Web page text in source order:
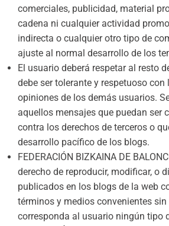
comerciales, publicidad, material
cadena ni cualquier actividad
indirecta o cualquier otro tipo de
ajuste al normal desarrollo de los
El usuario deberá respetar al resto
debe ser tolerante y respetuoso con
opiniones de los demás usuarios.
aquellos mensajes que puedan ser
contra los derechos de terceros o
desarrollo pacífico de los blogs.
FEDERACIÓN BIZKAINA DE
derecho de reproducir, modificar, o
publicados en los blogs de la web
términos y medios convenientes sin
corresponda al usuario ningún tipo